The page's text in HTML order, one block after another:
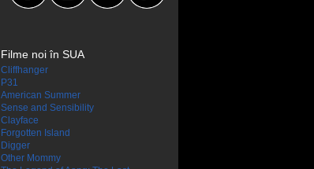
Filme noi în SUA
Cliffhanger
P31
American Summer
Sense and Sensibility
Clayface
Forgotten Island
Digger
Other Mommy